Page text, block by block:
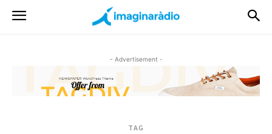
- Advertisement -
TAG